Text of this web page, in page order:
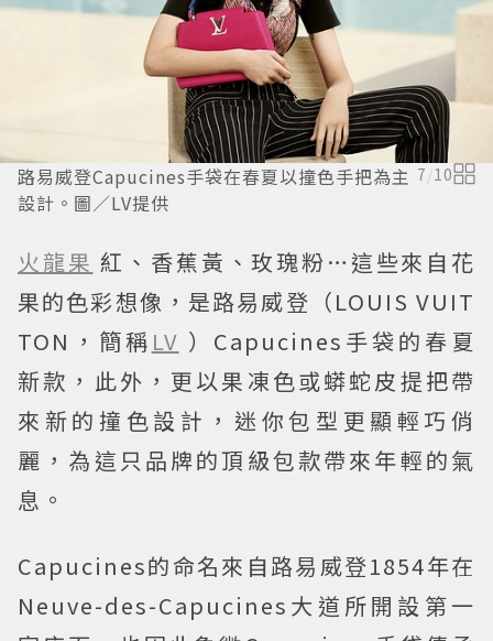
路易威登Capucines手袋在春夏以撞色手把為主
設計。圖／LV提供
7/10
火龍果 紅、香蕉黃、玫瑰粉…這些來自花
果的色彩想像，是路易威登（LOUIS VUIT
TON，簡稱 LV ）Capucines手袋的春夏
新款，此外，更以果凍色或蟒蛇皮提把帶
來新的撞色設計，迷你包型更顯輕巧俏
麗，為這只品牌的頂級包款帶來年輕的氣
息。
Capucines的命名來自路易威登1854年在
Neuve-des-Capucines大道所開設第一